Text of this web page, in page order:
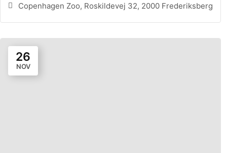
Copenhagen Zoo, Roskildevej 32, 2000 Frederiksberg
26
NOV